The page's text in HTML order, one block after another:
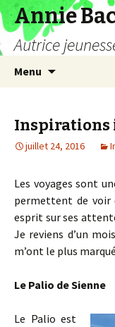
Annie
Autrice
Menu
Inspirations
juillet 24, 2016
Les voyages sont
permettent de voir
esprit sur ses
Je reviens d’un
m’ont le plus
Le Palio de Sienne
Le Palio est